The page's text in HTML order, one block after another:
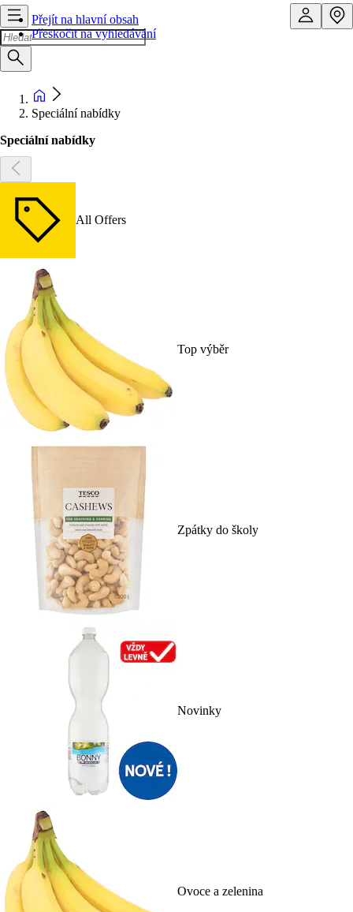
Přejít na hlavní obsah
Přeskočit na vyhledávání
Speciální nabídky
Speciální nabídky
All Offers
Top výběr
Zpátky do školy
Novinky
Ovoce a zelenina